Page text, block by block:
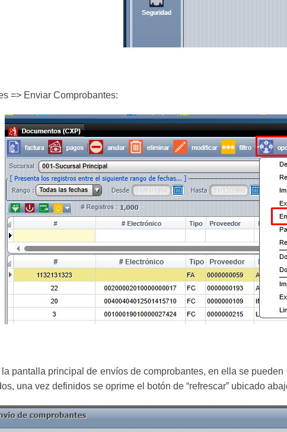
=> Enviar Comprobantes:
la pantalla principal de envíos de comprobantes, en ella se
una vez definidos se oprime el botón de “refrescar” ubicado